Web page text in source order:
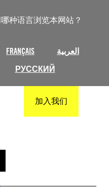
种语言浏览本网站？
FRANÇAIS
العربية
РУССКИЙ
加入我们